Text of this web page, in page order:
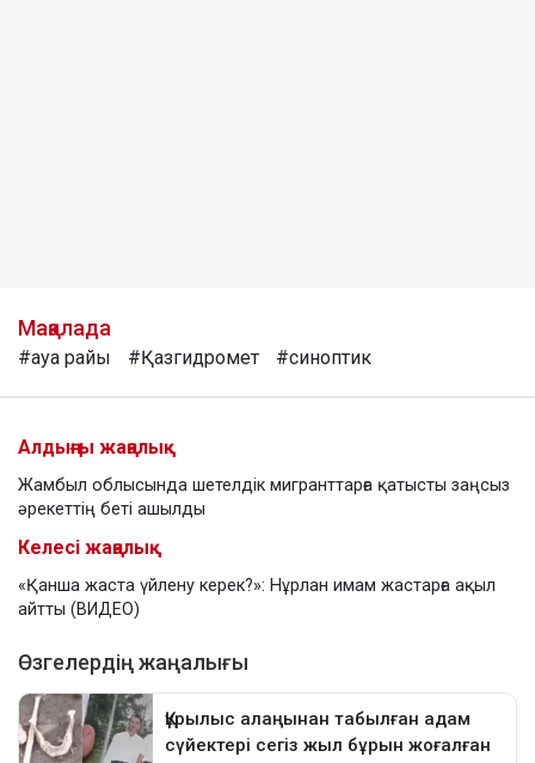
Мақалада
#ауа райы #Қазгидромет #синоптик
Алдыңғы жаңалық
Жамбыл облысында шетелдік мигранттарға қатысты заңсыз
әрекеттің беті ашылды
Келесі жаңалық
«Қанша жаста үйлену керек?»: Нұрлан имам жастарға ақыл
айтты (ВИДЕО)